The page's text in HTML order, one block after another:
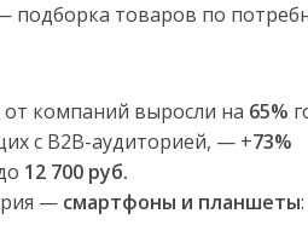
подборка товаров по
от компаний выросли на 65%
с B2B-аудиторией, — +73%
12 700 руб.
— смартфоны и планшеты